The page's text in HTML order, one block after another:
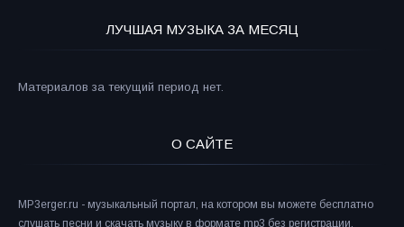
ЛУЧШАЯ МУЗЫКА ЗА МЕСЯЦ
Материалов за текущий период нет.
О САЙТЕ
MP3erger.ru - музыкальный портал, на котором вы можете бесплатно
слушать песни и скачать музыку в формате mp3 без регистрации.